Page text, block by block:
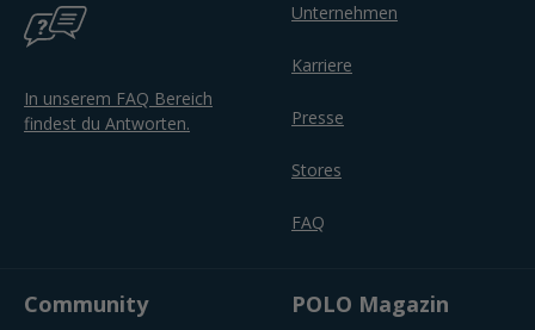
In unserem FAQ Bereich
findest du Antworten.
Unternehmen
Karriere
Presse
Stores
FAQ
Community POLO Magazin